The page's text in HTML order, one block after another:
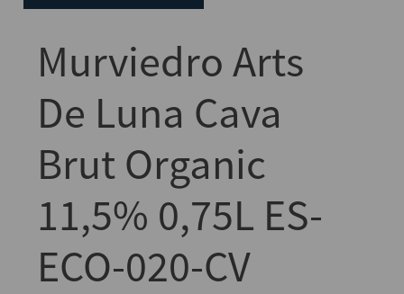
Murviedro Arts
De Luna Cava
Brut Organic
11,5% 0,75L ES-
ECO-020-CV